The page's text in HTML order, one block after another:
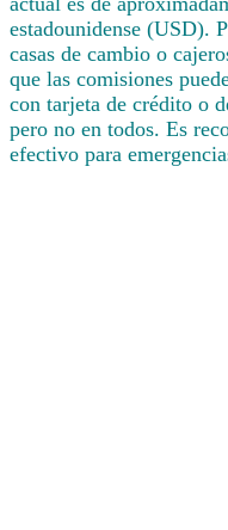
estadounidense (USD).
casas de cambio o
que las comisiones
con tarjeta de crédito o
pero no en todos. Es
efectivo para